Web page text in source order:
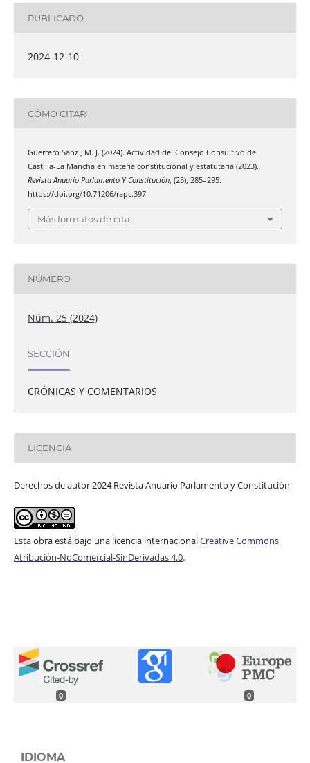
PUBLICADO
2024-12-10
CÓMO CITAR
Guerrero Sanz , M. J. (2024). Actividad del Consejo Consultivo de
Castilla-La Mancha en materia constitucional y estatutaria (2023).
Revista Anuario Parlamento Y Constitución, (25), 285–295.
https://doi.org/10.71206/rapc.397
Más formatos de cita
NÚMERO
Núm. 25 (2024)
SECCIÓN
CRÓNICAS Y COMENTARIOS
LICENCIA
Derechos de autor 2024 Revista Anuario Parlamento y Constitución
Esta obra está bajo una licencia internacionalCreative Commons
Atribución-NoComercial-SinDerivadas 4.0.
0 0
IDIOMA